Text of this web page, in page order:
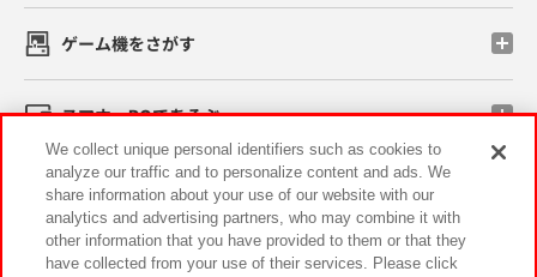
ゲーム機をさがす
スマホ・PCであそぶ
イベント・キャンペーン
We collect unique personal identifiers such as cookies to
analyze our traffic and to personalize content and ads. We
share information about your use of our website with our
analytics and advertising partners, who may combine it with
other information that you have provided to them or that they
have collected from your use of their services. Please click